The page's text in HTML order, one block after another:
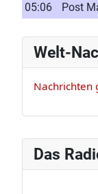
Das
05:06
Post
Welt-
Nachrichten